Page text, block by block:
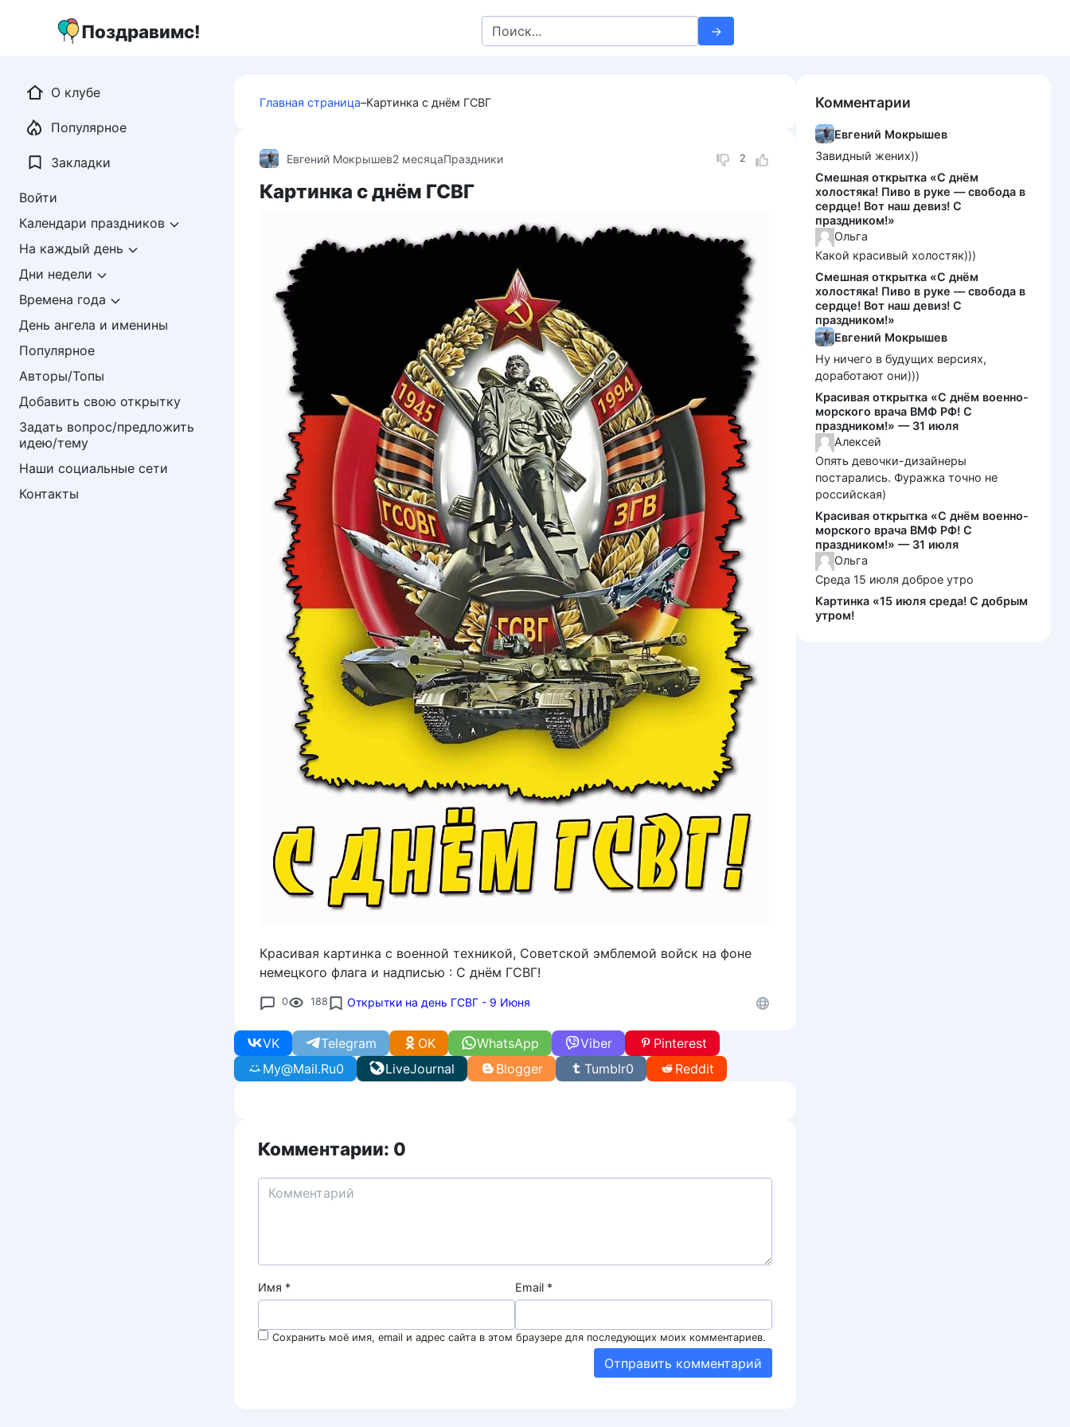
Поздравимс!
Search
for:
Главная страница–Картинка с днём ГСВГ
2
Евгений Мокрышев2 месяцаПраздники
Картинка с днём ГСВГ
Красивая картинка с военной техникой, Советской эмблемой войск на фоне
немецкого флага и надписью : С днём ГСВГ!
0 188 Открытки на день ГСВГ - 9 Июня
WhatsApp
VK Telegram Viber
OK
LiveJournal
My@Mail.Ru0 Tumblr0
Pinterest
Reddit
Blogger
Комментарии: 0
Имя * Email *
Сохранить моё имя, email и адрес сайта в этом браузере для последующих моих комментариев.
О клубе
Популярное
Закладки
Войти
Календари праздников
На каждый день
Дни недели
Времена года
День ангела и именины
Популярное
Авторы/Топы
Добавить свою открытку
Задать вопрос/предложить
идею/тему
Наши социальные сети
Контакты
Комментарии
Евгений Мокрышев
Завидный жених))
Смешная открытка «С днём
холостяка! Пиво в руке — свобода в
сердце! Вот наш девиз! С
праздником!»
Ольга
Какой красивый холостяк)))
Смешная открытка «С днём
холостяка! Пиво в руке — свобода в
сердце! Вот наш девиз! С
праздником!»
Евгений Мокрышев
Ну ничего в будущих версиях,
доработают они)))
Красивая открытка «С днём военно-
морского врача ВМФ РФ! С
праздником!» — 31 июля
Алексей
Опять девочки-дизайнеры
постарались. Фуражка точно не
российская)
Красивая открытка «С днём военно-
морского врача ВМФ РФ! С
праздником!» — 31 июля
Ольга
Среда 15 июля доброе утро
Картинка «15 июля среда! С добрым
утром!